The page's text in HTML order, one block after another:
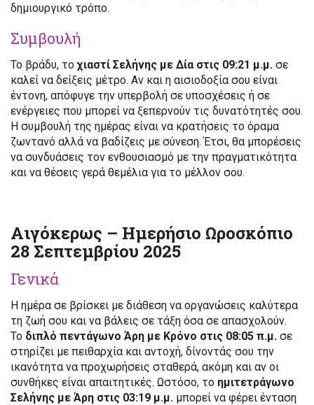
δημιουργικό τρόπο.
Συμβουλή
Το βράδυ, τοχιαστί Σελήνης με Δία στις 09:21 μ.μ. σε
καλεί να δείξεις μέτρο. Αν και η αισιοδοξία σου είναι
έντονη, απόφυγε την υπερβολή σε υποσχέσεις ή σε
ενέργειες που μπορεί να ξεπερνούν τις δυνατότητές σου.
Η συμβουλή της ημέρας είναι να κρατήσεις το όραμα
ζωντανό αλλά να βαδίζεις με σύνεση. Έτσι, θα μπορέσεις
να συνδυάσεις τον ενθουσιασμό με την πραγματικότητα
και να θέσεις γερά θεμέλια για το μέλλον σου.
Αιγόκερως – Ημερήσιο Ωροσκόπιο
28 Σεπτεμβρίου 2025
Γενικά
Η ημέρα σε βρίσκει με διάθεση να οργανώσεις καλύτερα
τη ζωή σου και να βάλεις σε τάξη όσα σε απασχολούν.
Το διπλό πεντάγωνο Άρη με Κρόνο στις 08:05 π.μ. σε
στηρίζει με πειθαρχία και αντοχή, δίνοντάς σου την
ικανότητα να προχωρήσεις σταθερά, ακόμη και αν οι
συνθήκες είναι απαιτητικές. Ωστόσο, το ημιτετράγωνο
Σελήνης με Άρη στις 03:19 μ.μ. μπορεί να φέρει ένταση